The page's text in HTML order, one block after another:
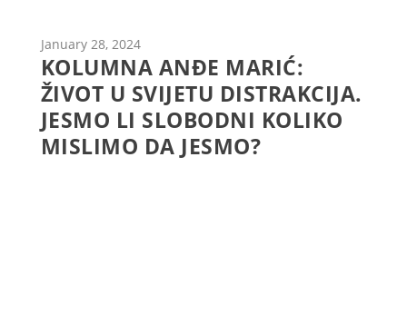
January 28, 2024
KOLUMNA ANĐE MARIĆ:
ŽIVOT U SVIJETU DISTRAKCIJA.
JESMO LI SLOBODNI KOLIKO
MISLIMO DA JESMO?